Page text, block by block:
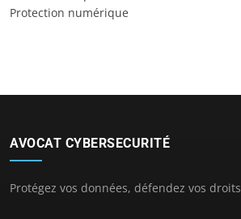
Protection numérique
AVOCAT CYBERSECURITÉ
Protégez vos données, défendez vos droits